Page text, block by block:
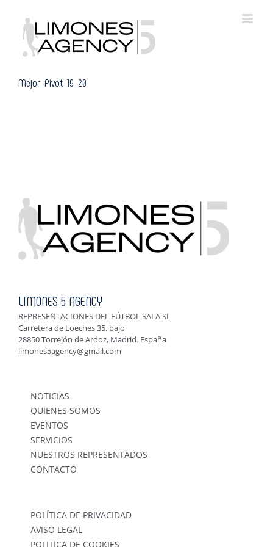
content
Mejor_Pívot_19_20
LIMONES 5 AGENCY
REPRESENTACIONES DEL FÚTBOL SALA SL
Carretera de Loeches 35, bajo
28850 Torrejón de Ardoz, Madrid. España
limones5agency@gmail.com
NOTICIAS
QUIENES SOMOS
EVENTOS
SERVICIOS
NUESTROS REPRESENTADOS
CONTACTO
POLÍTICA DE PRIVACIDAD
AVISO LEGAL
POLITICA DE COOKIES